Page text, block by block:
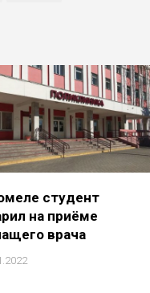
студент
на приёме
врача